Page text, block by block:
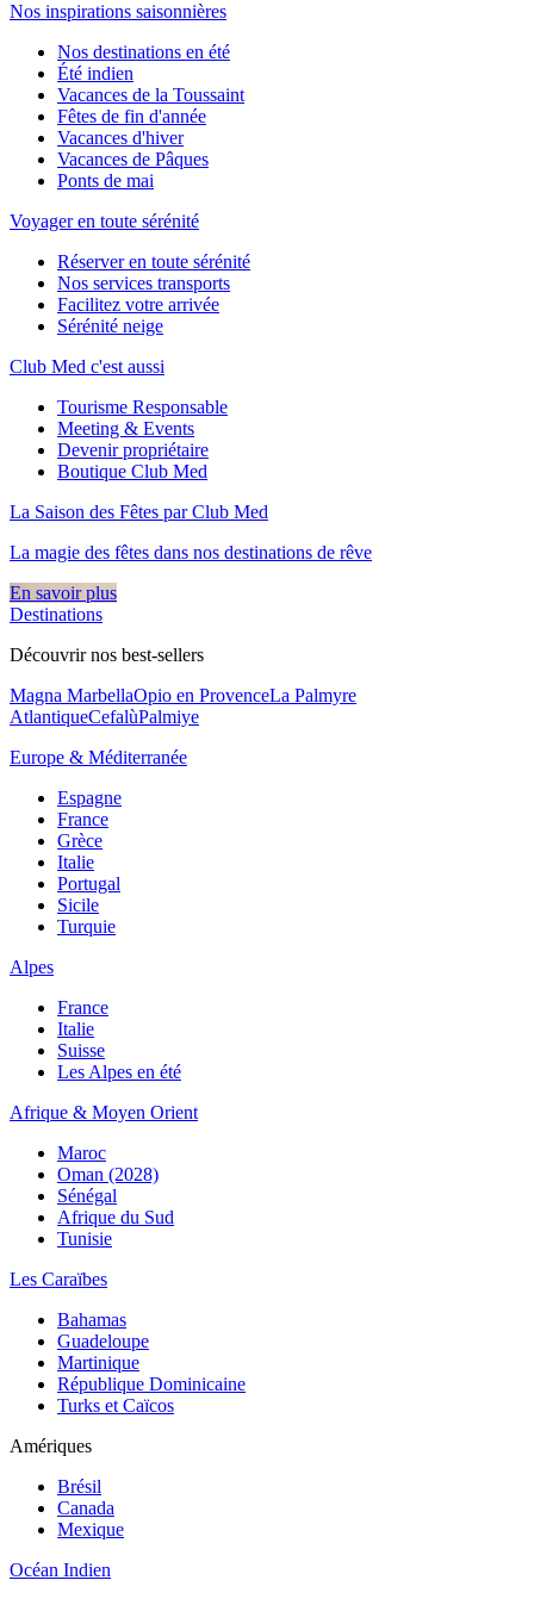
Nos inspirations saisonnières
Nos destinations en été
Été indien
Vacances de la Toussaint
Fêtes de fin d'année
Vacances d'hiver
Vacances de Pâques
Ponts de mai
Voyager en toute sérénité
Réserver en toute sérénité
Nos services transports
Facilitez votre arrivée
Sérénité neige
Club Med c'est aussi
Tourisme Responsable
Meeting & Events
Devenir propriétaire
Boutique Club Med
La Saison des Fêtes par Club Med
La magie des fêtes dans nos destinations de rêve​
En savoir plus
Destinations
Découvrir nos best-sellers
Magna MarbellaOpio en ProvenceLa Palmyre
AtlantiqueCefalùPalmiye
Europe & Méditerranée
Espagne
France
Grèce
Italie
Portugal
Sicile
Turquie
Alpes
France
Italie
Suisse
Les Alpes en été
Afrique & Moyen Orient
Maroc
Oman (2028)
Sénégal
Afrique du Sud
Tunisie
Les Caraïbes
Bahamas
Guadeloupe
Martinique
République Dominicaine
Turks et Caïcos
Amériques
Brésil
Canada
Mexique
Océan Indien